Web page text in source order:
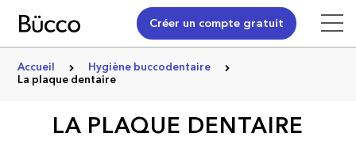
Créer un compte gratuit
Accueil
Hygiène buccodentaire
La plaque dentaire
LA PLAQUE DENTAIRE